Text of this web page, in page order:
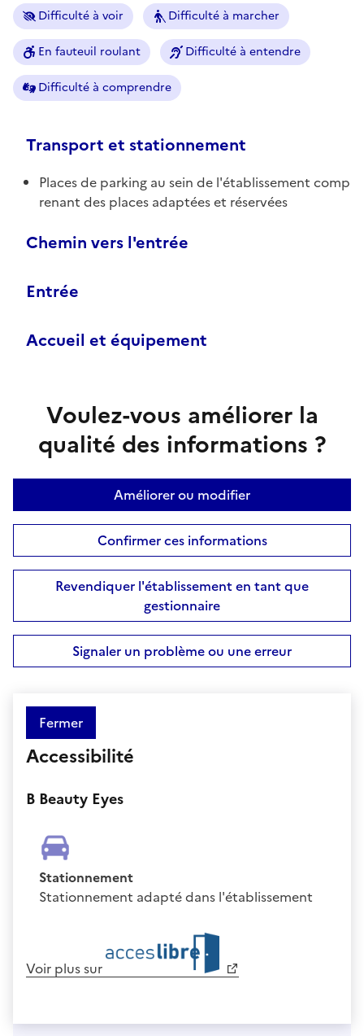
Difficulté à voir Difficulté à marcher
En fauteuil roulant Difficulté à entendre
Difficulté à comprendre
Transport et stationnement
Places de parking au sein de l'établissement comp
renant des places adaptées et réservées
Chemin vers l'entrée
Entrée
Accueil et équipement
Voulez-vous améliorer la
qualité des informations ?
Améliorer ou modifier
Confirmer ces informations
Revendiquer l'établissement en tant que
gestionnaire
Signaler un problème ou une erreur
Fermer
Accessibilité
B Beauty Eyes
Stationnement
Stationnement adapté dans l'établissement
Voir plus sur